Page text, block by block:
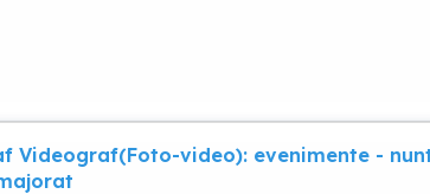
Videograf(Foto-video): evenimente -